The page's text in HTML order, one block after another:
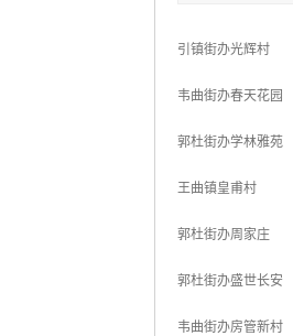
引镇街办光辉村
韦曲街办春天花园
郭杜街办学林雅苑
王曲镇皇甫村
郭杜街办周家庄
郭杜街办盛世长安
韦曲街办房管新村